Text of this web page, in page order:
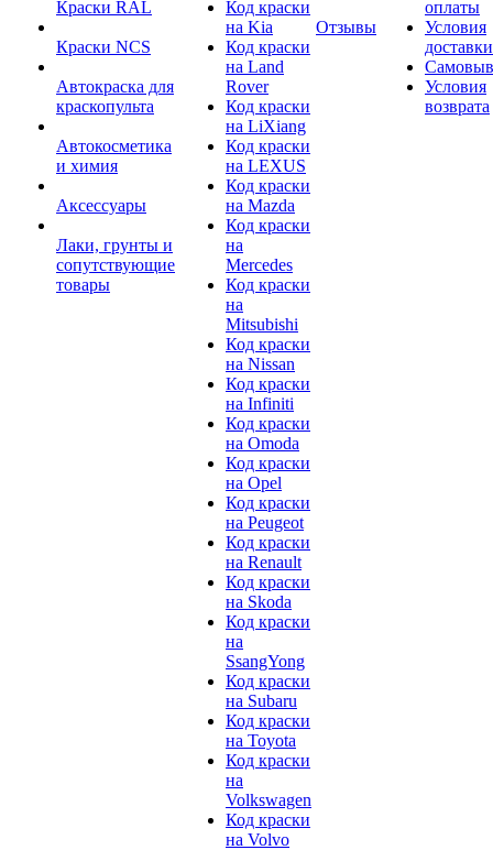
Краски RAL
Краски NCS
Автокраска для
краскопульта
Автокосметика
и химия
Аксессуары
Лаки, грунты и
сопутствующие
товары
Код краски
на Kia
Код краски
на Land
Rover
Код краски
на LiXiang
Код краски
на LEXUS
Код краски
на Mazda
Код краски
на
Mercedes
Код краски
на
Mitsubishi
Код краски
на Nissan
Код краски
на Infiniti
Код краски
на Omoda
Код краски
на Opel
Код краски
на Peugeot
Код краски
на Renault
Код краски
на Skoda
Код краски
на
SsangYong
Код краски
на Subaru
Код краски
на Toyota
Код краски
на
Volkswagen
Код краски
на Volvo
Отзывы
оплаты
Условия
доставки
Условия
возврата